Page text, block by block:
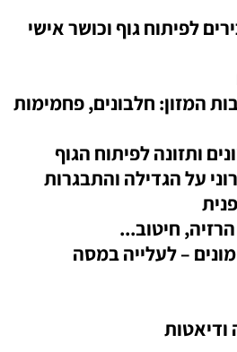
לפיתוח גוף וכושר אישי
המזון: חלבונים, פחמימות
ותזונה לפיתוח הגוף
על הגדילה והתבגרות
חיטוב...
– לעלייה במסה